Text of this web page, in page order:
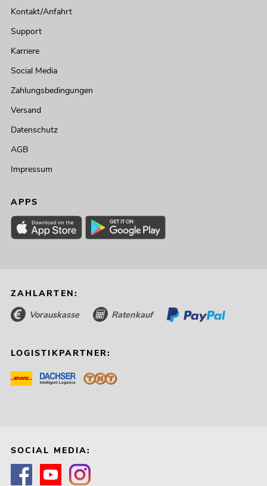
Kontakt/Anfahrt
Support
Karriere
Social Media
Zahlungsbedingungen
Versand
Datenschutz
AGB
Impressum
APPS
ZAHLARTEN:
Vorauskasse Ratenkauf
LOGISTIKPARTNER:
SOCIAL MEDIA: